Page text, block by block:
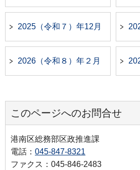
2025（令和７）年12月
2026（令和８）年２月
このページへのお問合せ
港南区総務部区政推進課
電話： 045-847-8321
ファクス：045-846-2483